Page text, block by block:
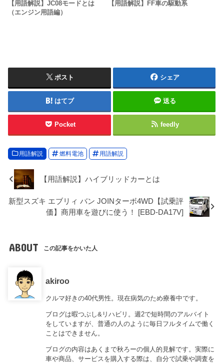
【用語解説】JC08モードとは
（エンジン用語編）
【用語解説】FF車の駆動系
ポスト シェア
はてブ 送る
Pocket feedly
用語解説 燃料電池 用語解説
【用語解説】ハイブリッドカーとは
新型スズキ エブリィ バン JOINターボ4WD【試乗評
価】商用車を遊びに使う！ [EBD-DA17V]
ABOUT この記事をかいた人
akiroo
クルマ好きの40代男性。現在病気のため療養中です。
ブログは暇つぶし&リハビリ。週2で短時間のアルバイト
をしていますが、普通の人のように毎日フルタイムで働く
ことはできません。
ブログの内容はあくまで秋ろーの個人的見解です。実際に
車や商品、サービスを購入する際は、自分で試乗や調査を